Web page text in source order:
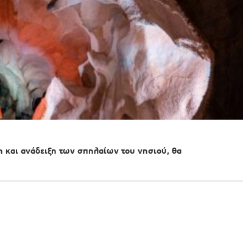
ανάδειξη των σπηλαίων του νησιού, θα